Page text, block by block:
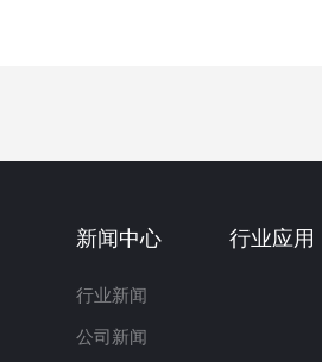
新闻中心
行业新闻
公司新闻
行业应用